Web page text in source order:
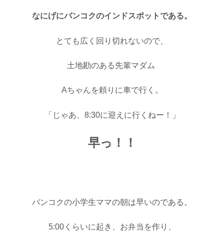
なにげにバンコクのインドスポットである。
とても広く回り切れないので、
土地勘のある先輩マダム
Aちゃんを頼りに車で行く。
「じゃあ、8:30に迎えに行くねー！」
早っ！！
バンコクの小学生ママの朝は早いのである。
5:00くらいに起き、お弁当を作り、